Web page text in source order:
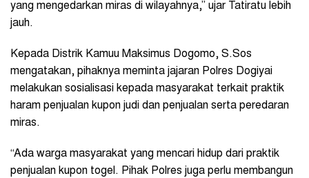
yang mengedarkan miras di wilayahnya,” ujar Tatiratu lebih
jauh.
Kepada Distrik Kamuu Maksimus Dogomo, S.Sos
mengatakan, pihaknya meminta jajaran Polres Dogiyai
melakukan sosialisasi kepada masyarakat terkait praktik
haram penjualan kupon judi dan penjualan serta peredaran
miras.
“Ada warga masyarakat yang mencari hidup dari praktik
penjualan kupon togel. Pihak Polres juga perlu membangun